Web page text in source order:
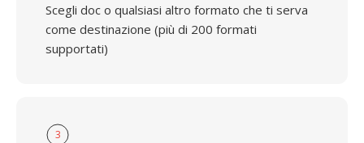
Scegli doc o qualsiasi altro formato che ti serva
come destinazione (più di 200 formati
supportati)
3